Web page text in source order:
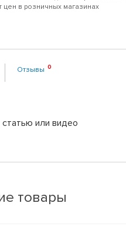
цен в розничных магазинах
Отзывы
или видео
товары